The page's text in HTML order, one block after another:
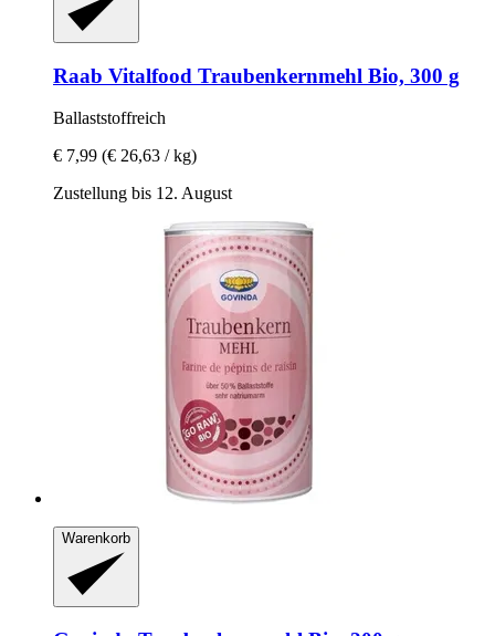
Raab Vitalfood Traubenkernmehl Bio, 300 g
Ballaststoffreich
€ 7,99 (€ 26,63 / kg)
Zustellung bis 12. August
Warenkorb